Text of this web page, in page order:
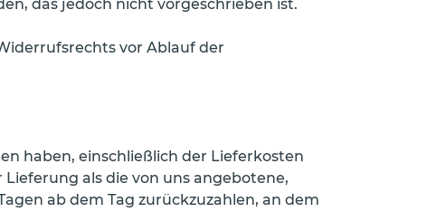
das jedoch nicht vorgeschrieben ist.
vor Ablauf der
haben, einschließlich der Lieferkosten
als die von uns angebotene,
ab dem Tag zurückzuzahlen, an dem